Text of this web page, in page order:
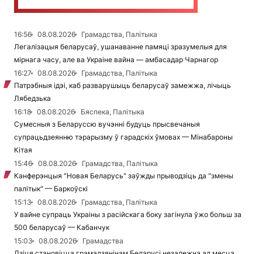
16:56 08.08.2026
Грамадства, Палітыка
Легалізацыя беларусаў, ушанаванне памяці зразумелыя для
мірнага часу, але ва Украіне вайна — амбасадар Чарнагор
16:27
08.08.2026
Грамадства, Палітыка
Патрэбныя ідэі, каб разварушыць беларусаў замежжа, лічыць
Лябедзька
16:18
08.08.2026
Бяспека, Палітыка
Сумесныя з Беларуссю вучэнні будуць прысвечаныя
супрацьдзеянню тэрарызму ў гарадскіх ўмовах — Мінабароны
Кітая
15:46
08.08.2026
Грамадства, Палітыка
Канферэнцыя "Новая Беларусь" заўжды прыводзіць да "змены
палітык" — Баркоўскі
15:13
08.08.2026
Грамадства, Палітыка
У вайне супраць Украіны з расійскага боку загінула ўжо больш за
500 беларусаў — Кабанчук
15:03
08.08.2026
Грамадства